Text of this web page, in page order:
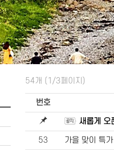
54개 (1/3페이지)
번호
새롭게 오
53 가을 맞이 특